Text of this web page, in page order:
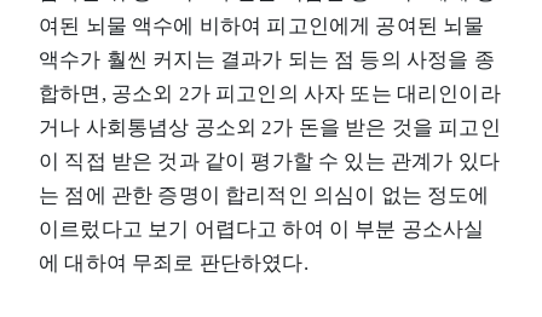
여된 뇌물 액수에 비하여 피고인에게 공여된 뇌물
액수가 훨씬 커지는 결과가 되는 점 등의 사정을 종
합하면, 공소외 2가 피고인의 사자 또는 대리인이라
거나 사회통념상 공소외 2가 돈을 받은 것을 피고인
이 직접 받은 것과 같이 평가할 수 있는 관계가 있다
는 점에 관한 증명이 합리적인 의심이 없는 정도에
이르렀다고 보기 어렵다고 하여 이 부분 공소사실
에 대하여 무죄로 판단하였다.